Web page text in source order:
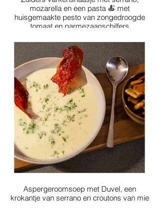
mozarella en een pasta 🍝 met
huisgemaakte pesto van zongedroogde
tomaat en parmezaanschilfers
Aspergeroomsoep met Duvel, een
krokantje van serrano en croutons van mie